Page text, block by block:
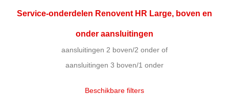
Service-onderdelen Renovent HR Large, boven en
onder aansluitingen
aansluitingen 2 boven/2 onder of
aansluitingen 3 boven/1 onder
Beschikbare filters